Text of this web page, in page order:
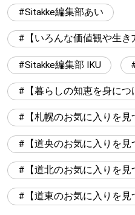
Sitakke編集部あい
【いろんな価値観や生き
Sitakke編集部 IKU
【暮らしの知恵を身につ
【札幌のお気に入りを見
【道央のお気に入りを見
【道北のお気に入りを見
【道東のお気に入りを見